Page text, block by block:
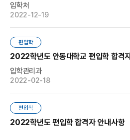
입학처
2022-12-19
편입학
2022학년도 안동대학교 편입학 합격
입학관리과
2022-02-18
편입학
2022학년도 편입학 합격자 안내사항